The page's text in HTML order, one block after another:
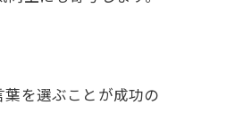
を選ぶことが成功の